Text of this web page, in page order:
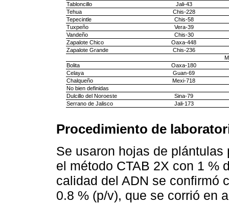
Tabloncillo
Jali-43
Tehua
Chis-228
Tepecintle
Chis-58
Tuxpeño
Vera-39
Vandeño
Chis-30
Zapalote Chico
Oaxa-448
Zapalote Grande
Chis-236
Bolita
Oaxa-180
Celaya
Guan-69
Chalqueño
Mexi-718
No bien definidas
Dulcillo del Noroeste
Sina-79
Serrano de Jalisco
Jali-173
Procedimiento de
Se usaron hojas de
el método CTAB 2X con 1 %
calidad del ADN se confirmó
0.8 % (p/v), que se corrió en